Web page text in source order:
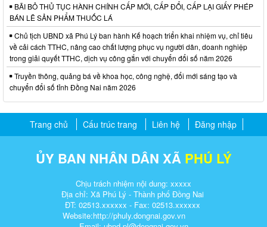
BÃI BỎ THỦ TỤC HÀNH CHÍNH CẤP MỚI, CẤP ĐỔI, CẤP LẠI GIẤY PHÉP
BÁN LẼ SẢN PHẨM THUỐC LÁ
Chủ tịch UBND xã Phú Lý ban hành Kế hoạch triển khai nhiệm vụ, chỉ tiêu
về cải cách TTHC, nâng cao chất lượng phục vụ người dân, doanh nghiệp
trong giải quyết TTHC, dịch vụ công gắn với chuyển đổi số năm 2026
Truyền thông, quảng bá về khoa học, công nghệ, đổi mới sáng tạo và
chuyển đổi số tỉnh Đồng Nai năm 2026
Trang chủ Cấu trúc trang Liên hệ Đăng nhập
ỦY BAN NHÂN DÂN XÃ PHÚ LÝ
Chịu trách nhiệm nội dung: xxxxx
Địa chỉ: Xã Phú Lý - Thành phố Đồng Nai
ĐT: 02513.xxxxxx - Fax: 02513.xxxxxx
Website:http://phuly.dongnai.gov.vn